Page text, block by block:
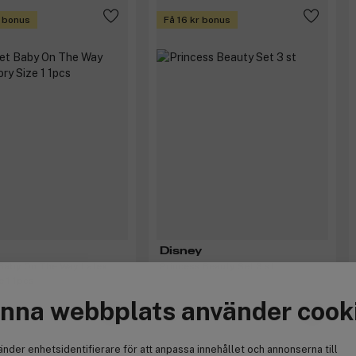
webbplats använder
enhetsidentifierare för att anpassa innehållet och annonserna till
bonus Få 16 kr bonus
Disney
160 kr